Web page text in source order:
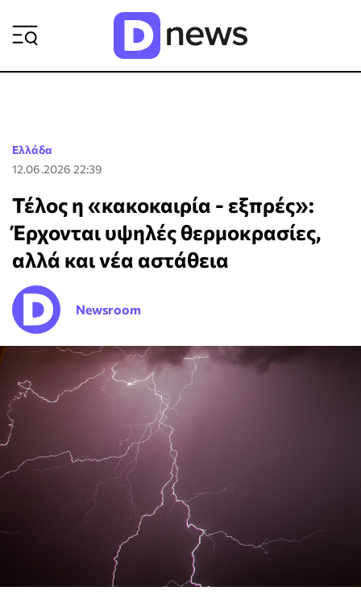
Ελλάδα
12.06.2026 22:39
Τέλος η «κακοκαιρία - εξπρές»:
Έρχονται υψηλές θερμοκρασίες,
αλλά και νέα αστάθεια
Newsroom